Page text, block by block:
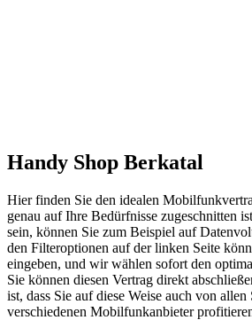
Handy Shop Berkatal
Hier finden Sie den idealen
genau auf Ihre Bedürfnisse zugeschnitten
sein, können Sie zum Beispiel auf
den Filteroptionen auf der linken Seite
eingeben, und wir wählen sofort den
Sie können diesen Vertrag direkt
ist, dass Sie auf diese Weise auch von
verschiedenen Mobilfunkanbieter